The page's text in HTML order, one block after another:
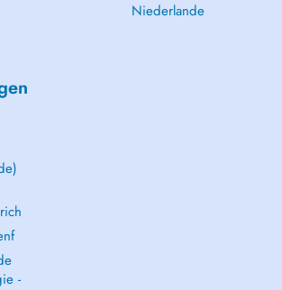
Niederlande
-